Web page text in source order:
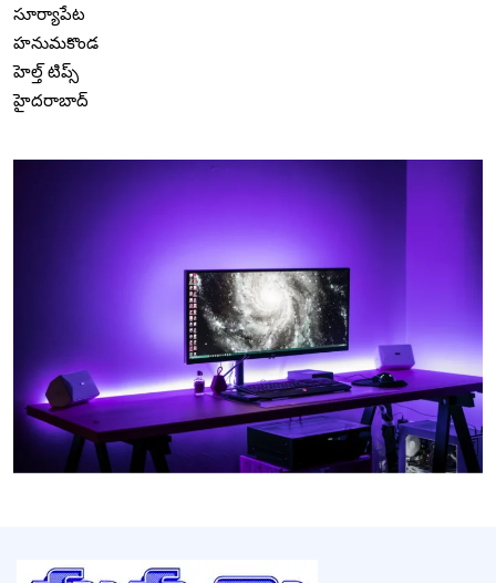
సూర్యాపేట
హనుమకొండ
హెల్త్ టిప్స్
హైదరాబాద్